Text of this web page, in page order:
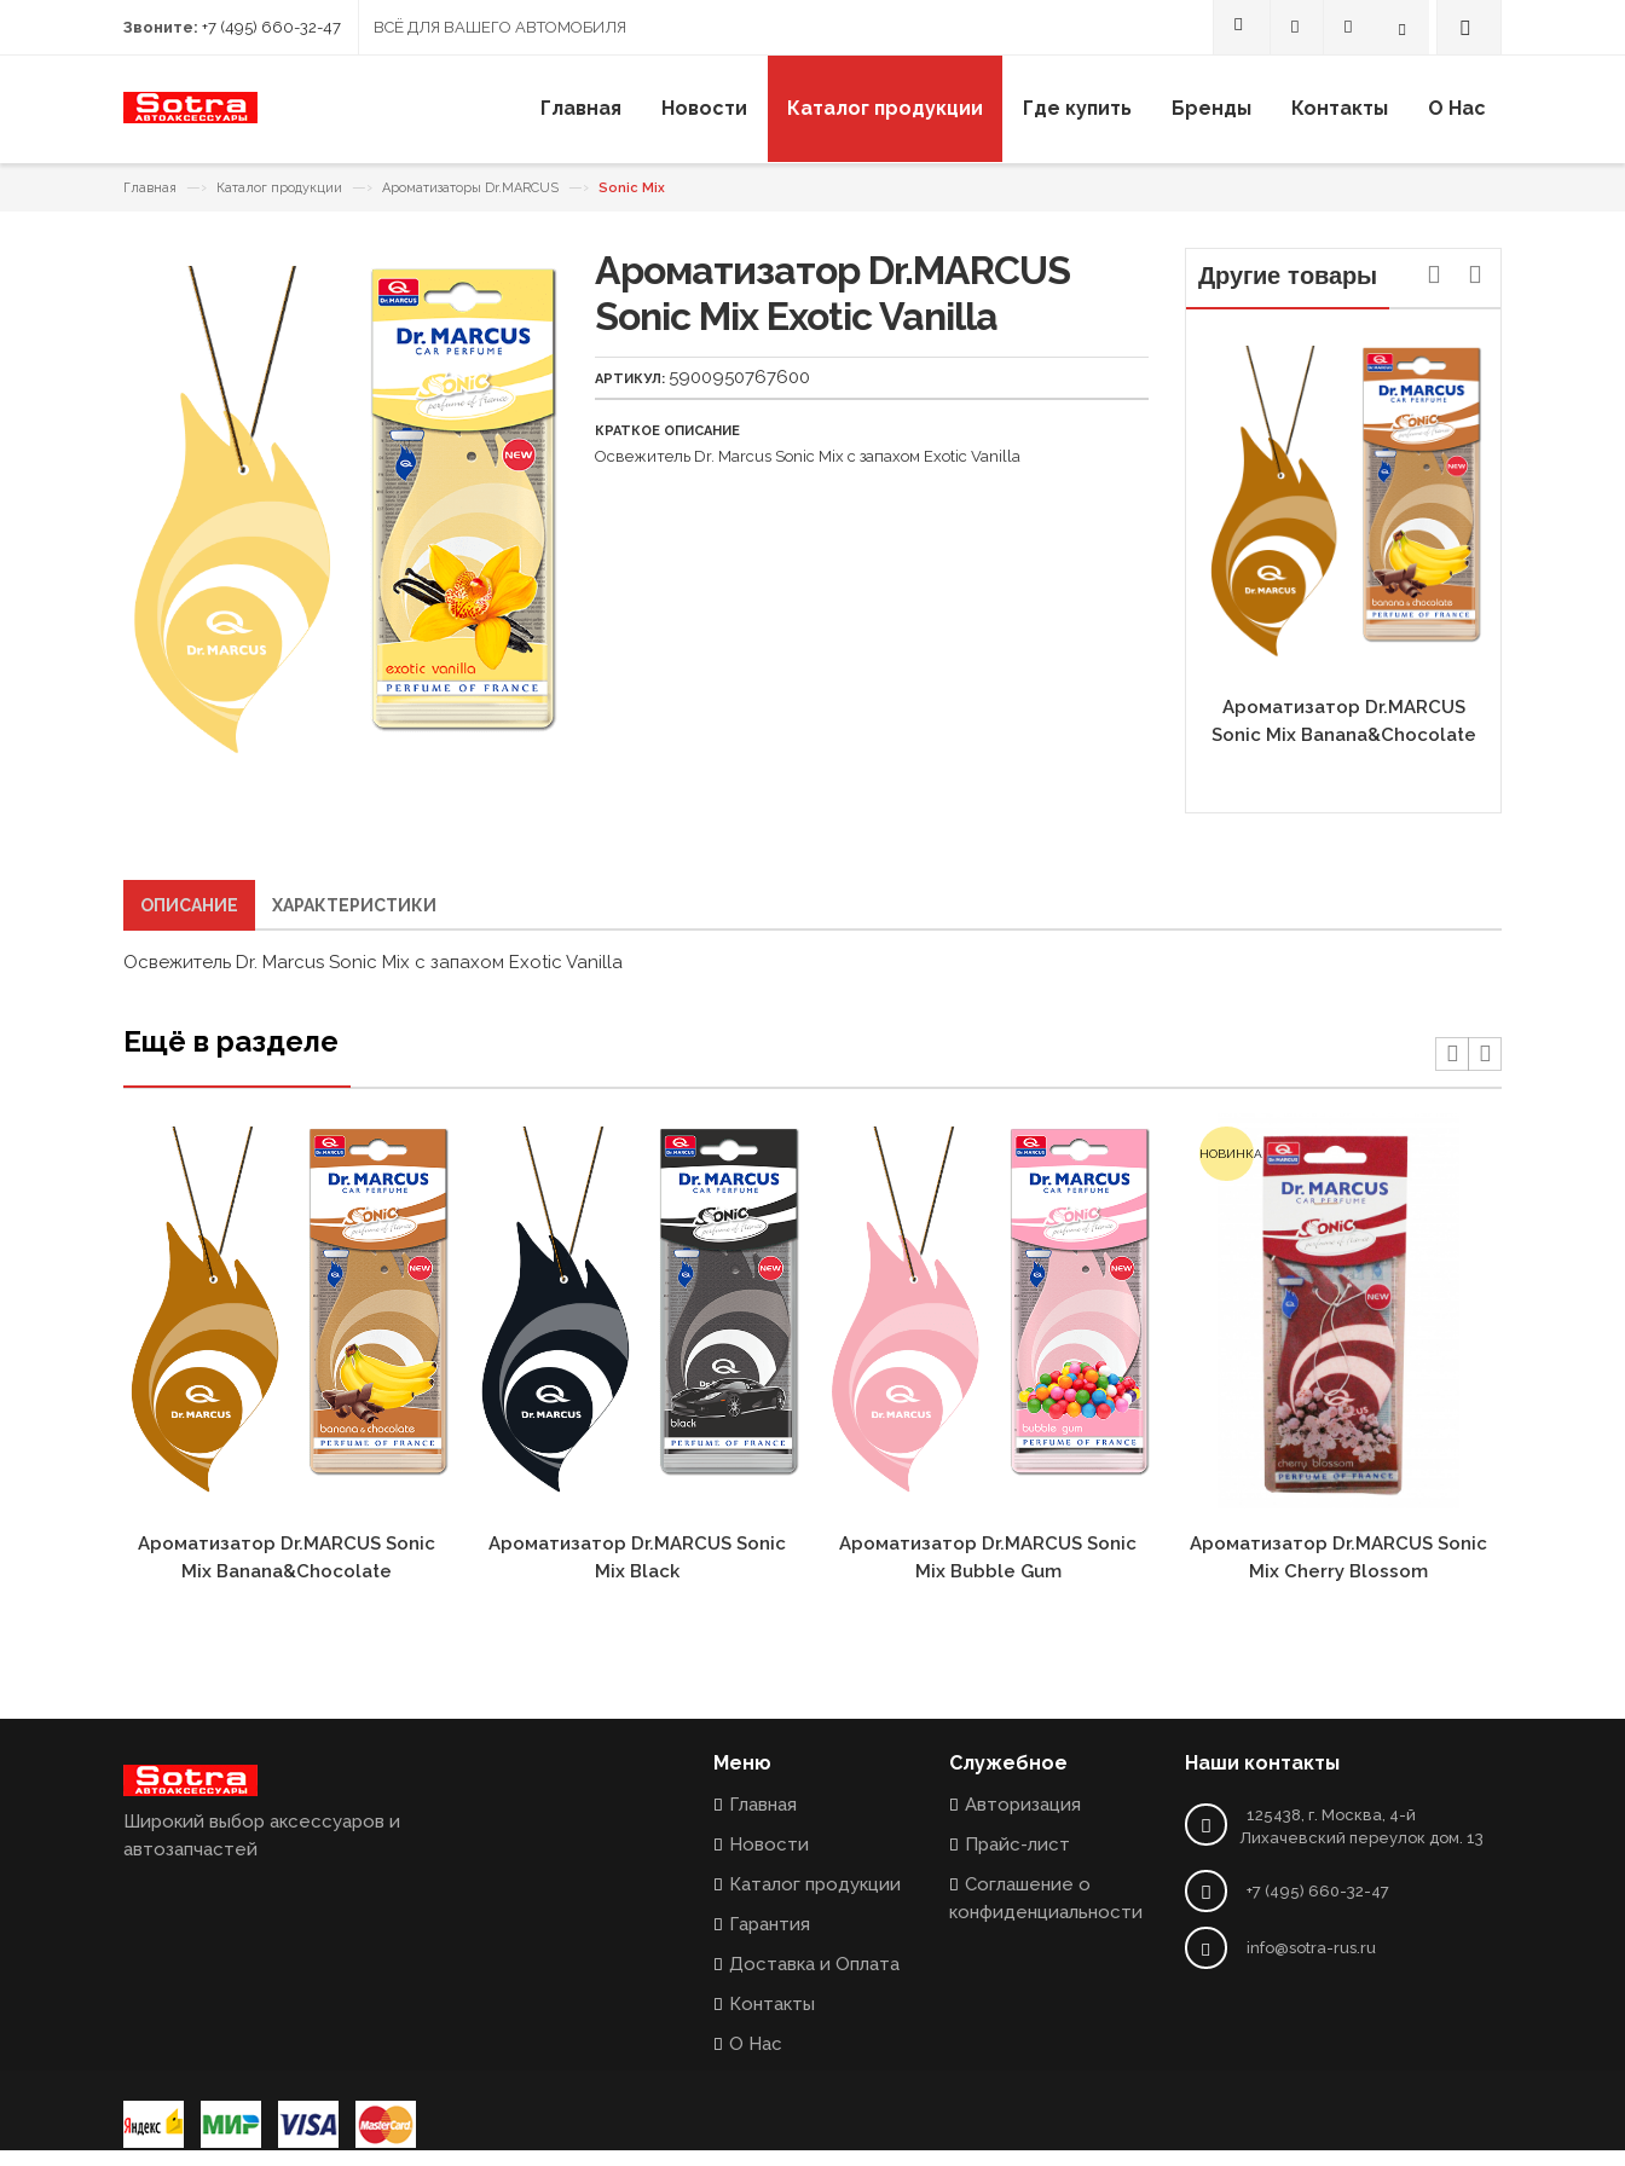
Звоните: +7 (495) 660-32-47 ВСЁ ДЛЯ ВАШЕГО АВТОМОБИЛЯ
Главная Новости Каталог продукции Где купить Бренды Контакты О Нас
Главная —› Каталог продукции —› Ароматизаторы Dr.MARCUS —› Sonic Mix
Ароматизатор Dr.MARCUS
Sonic Mix Exotic Vanilla
АРТИКУЛ: 5900950767600
КРАТКОЕ ОПИСАНИЕ
Освежитель Dr. Marcus Sonic Mix с запахом Exotic Vanilla
Другие товары
Ароматизатор Dr.MARCUS
Sonic Mix Banana&Chocolate
ОПИСАНИЕ ХАРАКТЕРИСТИКИ
Освежитель Dr. Marcus Sonic Mix с запахом Exotic Vanilla
Ещё в разделе
Ароматизатор Dr.MARCUS Sonic
Mix Banana&Chocolate
Ароматизатор Dr.MARCUS Sonic
Mix Black
Ароматизатор Dr.MARCUS Sonic
Mix Bubble Gum
НОВИНКА
Ароматизатор Dr.MARCUS Sonic
Mix Cherry Blossom
Широкий выбор аксессуаров и
автозапчастей
Меню
Главная
Новости
Каталог продукции
Гарантия
Доставка и Оплата
Контакты
О Нас
Служебное
Авторизация
Прайс-лист
Соглашение о
конфиденциальности
Наши контакты
125438, г. Москва, 4-й
Лихачевский переулок дом. 13
+7 (495) 660-32-47
info@sotra-rus.ru